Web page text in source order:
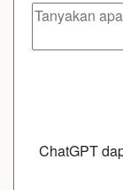
ChatGPT